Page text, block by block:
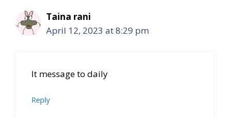
Taina rani
April 12, 2023 at 8:29 pm
It message to daily
Reply